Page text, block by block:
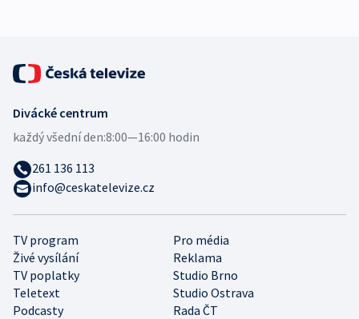
TV program
Pro média
Živé vysílání
Reklama
TV poplatky
Studio Brno
Teletext
Studio Ostrava
Podcasty
Rada ČT
Divácké centrum
každý všední den:8:00—16:00 hodin
261 136 113
info@ceskatelevize.cz